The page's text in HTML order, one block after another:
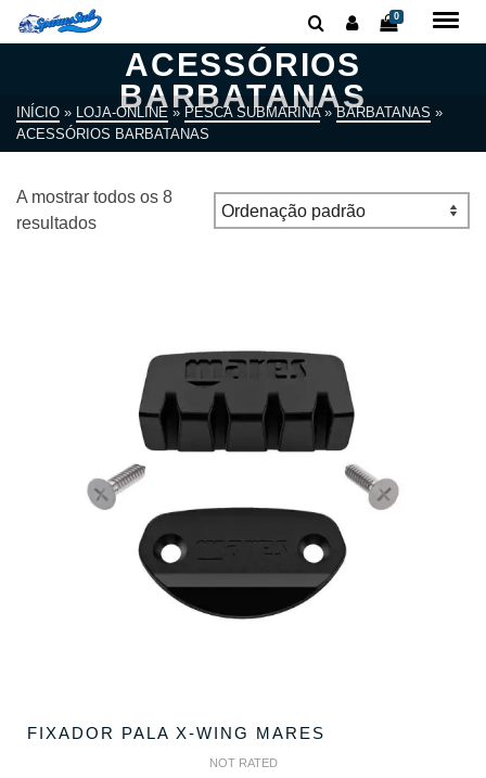
0
ACESSÓRIOS
BARBATANAS
INÍCIO » LOJA-ONLINE » PESCA SUBMARINA » BARBATANAS »
ACESSÓRIOS BARBATANAS
A mostrar todos os 8
resultados
FIXADOR PALA X-WING MARES
NOT RATED